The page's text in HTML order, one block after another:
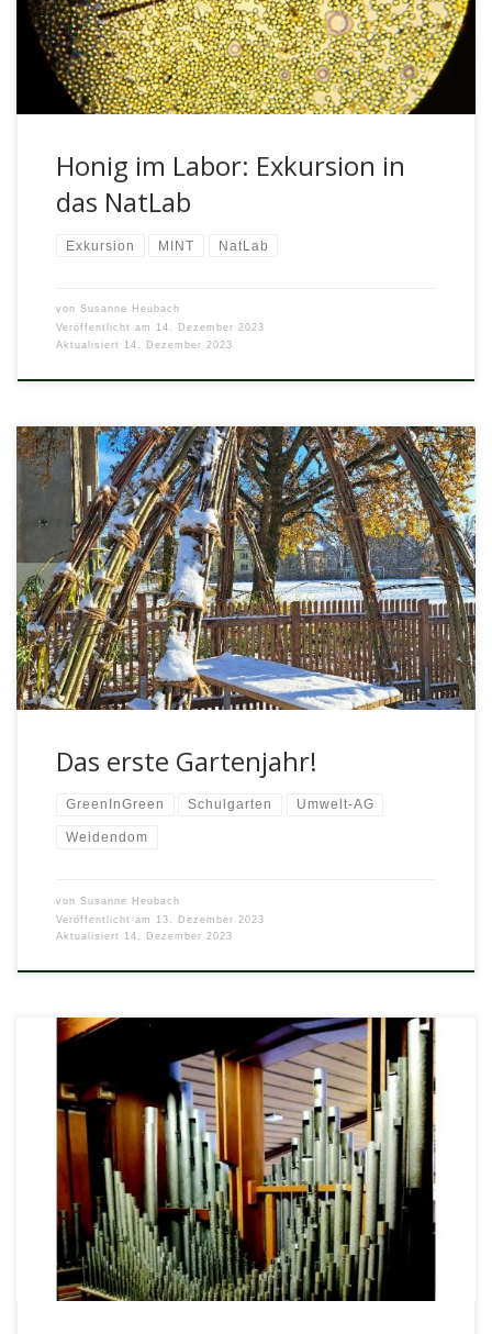
Honig im Labor: Exkursion in
das NatLab
Exkursion MINT NatLab
von Susanne Heubach
Veröffentlicht am
14. Dezember 2023
Aktualisiert
14. Dezember 2023
Das erste Gartenjahr im Schulgarten geht langsam zu Ende
und wir haben das letzte Gemüse geerntet. Kartoffel, Weiß-
und Spitzkohl, […]
Das erste Gartenjahr!
GreenInGreen Schulgarten Umwelt-AG
Weidendom
von Susanne Heubach
Veröffentlicht am
13. Dezember 2023
Aktualisiert
14. Dezember 2023
Einen Monat früher als geplant ist die Ausgabe 2023 bereits
ab heute, dem 01. Dezember 2023, auf der Webseite der